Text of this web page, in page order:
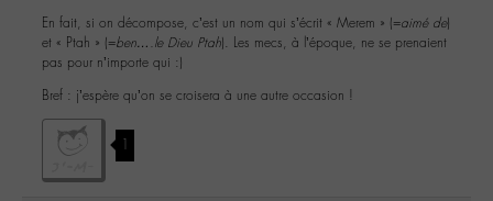
En fait, si on décompose, c’est un nom qui s’écrit « Merem » (=aimé de)
et « Ptah » (=ben….le Dieu Ptah). Les mecs, à l’époque, ne se prenaient
pas pour n’importe qui :)
Bref : j’espère qu’on se croisera à une autre occasion !
1